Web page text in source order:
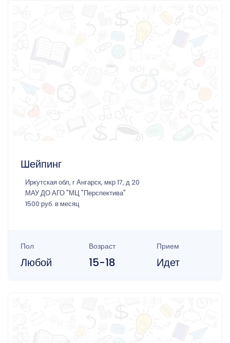
Шейпинг
Иркутская обл, г Ангарск, мкр 17, д 20
МАУ ДО АГО "МЦ "Перспектива"
1500 руб. в месяц
Пол
Любой
Возраст
15-18
Прием
Идет